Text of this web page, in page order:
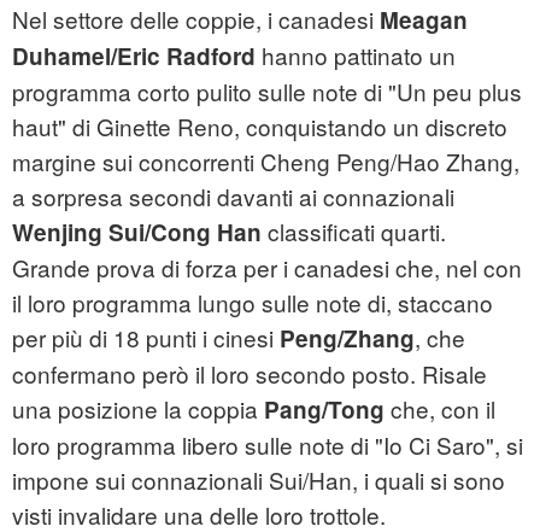
Nel settore delle coppie, i canadesi Meagan
Duhamel/Eric Radford hanno pattinato un
programma corto pulito sulle note di "Un peu plus
haut" di Ginette Reno, conquistando un discreto
margine sui concorrenti Cheng Peng/Hao Zhang,
a sorpresa secondi davanti ai connazionali
Wenjing Sui/Cong Han classificati quarti.
Grande prova di forza per i canadesi che, nel con
il loro programma lungo sulle note di, staccano
per più di 18 punti i cinesi Peng/Zhang, che
confermano però il loro secondo posto. Risale
una posizione la coppia Pang/Tong che, con il
loro programma libero sulle note di "Io Ci Saro", si
impone sui connazionali Sui/Han, i quali si sono
visti invalidare una delle loro trottole.